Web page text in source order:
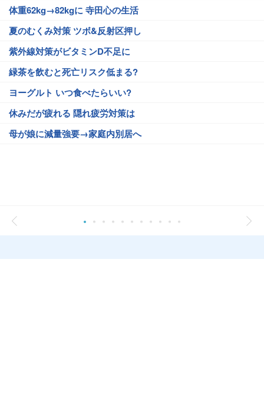
体重62kg→82kgに 寺田心の生活
夏のむくみ対策 ツボ&反射区押し
紫外線対策がビタミンD不足に
緑茶を飲むと死亡リスク低まる?
ヨーグルト いつ食べたらいい?
休みだが疲れる 隠れ疲労対策は
母が娘に減量強要→家庭内別居へ